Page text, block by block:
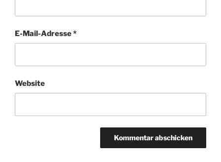
E-Mail-Adresse*
Website